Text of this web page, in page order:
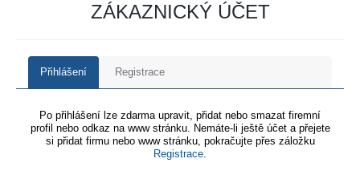
ZÁKAZNICKÝ ÚČET
Přihlášení Registrace
Po přihlášení lze zdarma upravit, přidat nebo smazat firemní
profil nebo odkaz na www stránku. Nemáte-li ještě účet a přejete
si přidat firmu nebo www stránku, pokračujte přes záložku
Registrace.